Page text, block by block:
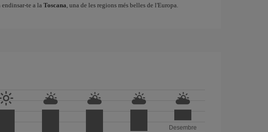
te a la Toscana, una de les regions més belles de l'Europa.
Desembre